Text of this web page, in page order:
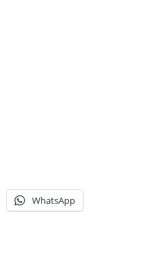
WhatsApp